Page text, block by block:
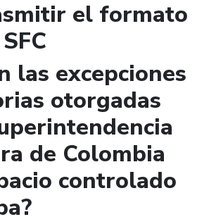
el formato
las excepciones
otorgadas
de Colombia
controlado